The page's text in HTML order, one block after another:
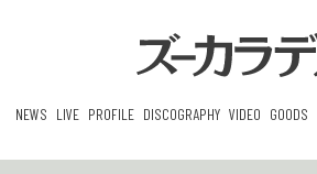
NEWS LIVE PROFILE DISCOGRAPHY VIDEO GOODS